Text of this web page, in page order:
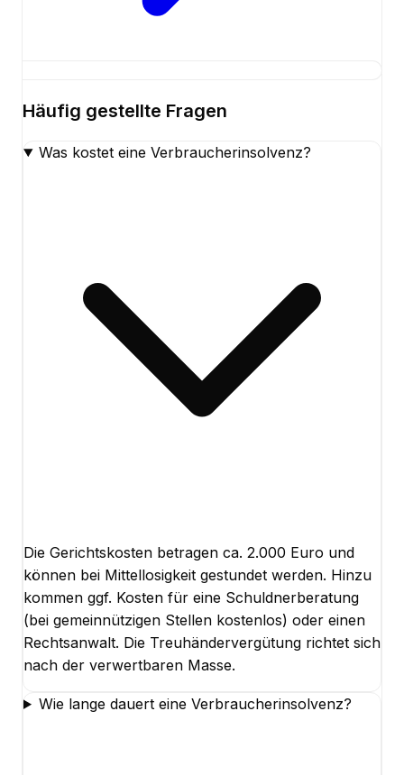
Häufig gestellte Fragen
Was kostet eine Verbraucherinsolvenz?
Die Gerichtskosten betragen ca. 2.000 Euro und
können bei Mittellosigkeit gestundet werden. Hinzu
kommen ggf. Kosten für eine Schuldnerberatung
(bei gemeinnützigen Stellen kostenlos) oder einen
Rechtsanwalt. Die Treuhändervergütung richtet sich
nach der verwertbaren Masse.
Wie lange dauert eine Verbraucherinsolvenz?